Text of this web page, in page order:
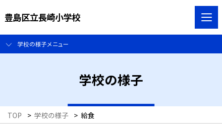
豊島区立長崎小学校
学校の様子メニュー
学校の様子
TOP > 学校の様子 > 給食